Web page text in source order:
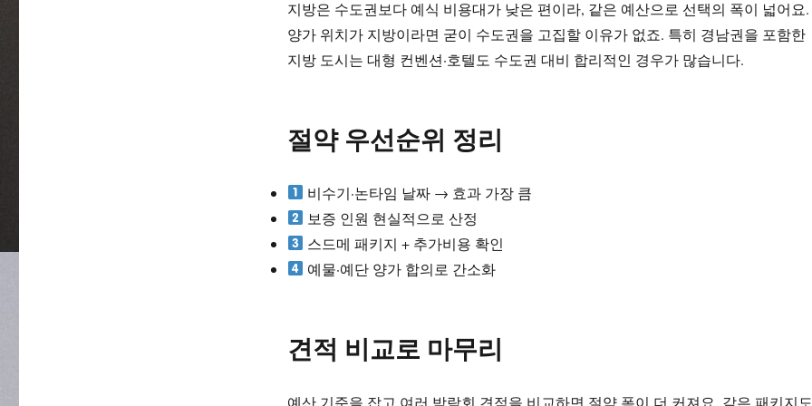
지방은 수도권보다 예식 비용대가 낮은 편이라, 같은 예산으로 선택의 폭이 넓어요.
양가 위치가 지방이라면 굳이 수도권을 고집할 이유가 없죠. 특히 경남권을 포함한
지방 도시는 대형 컨벤션·호텔도 수도권 대비 합리적인 경우가 많습니다.
절약 우선순위 정리
비수기·논타임 날짜 → 효과 가장 큼
보증 인원 현실적으로 산정
스드메 패키지 + 추가비용 확인
예물·예단 양가 합의로 간소화
견적 비교로 마무리
예산 기준을 잡고 여러 박람회 견적을 비교하면 절약 폭이 더 커져요. 같은 패키지도